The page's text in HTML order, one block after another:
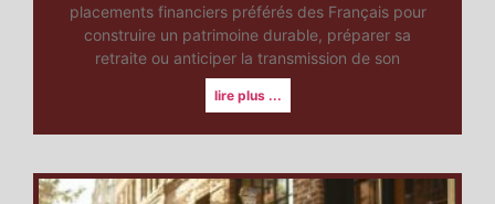
placements financiers préférés des Français pour
construire un patrimoine durable, préparer sa
retraite ou anticiper la transmission de son
lire plus ...